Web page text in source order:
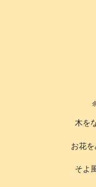
木を
お花
そよ